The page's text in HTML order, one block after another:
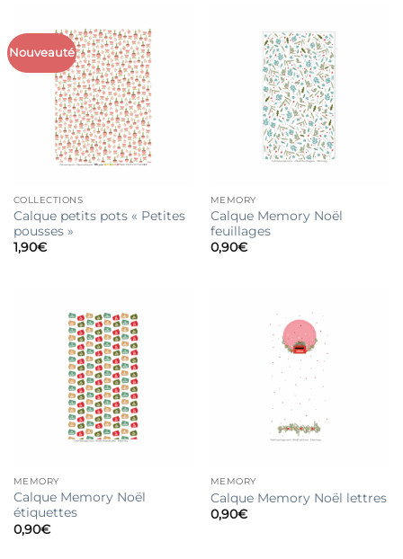
Nouveauté
COLLECTIONS
Calque petits pots « Petites
pousses »
1,90€
MEMORY
Calque Memory Noël
feuillages
0,90€
MEMORY
Calque Memory Noël
étiquettes
0,90€
MEMORY
Calque Memory Noël lettres
0,90€